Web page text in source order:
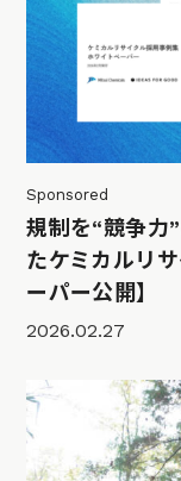
Sponsored
規制を“競争力
たケミカルリ
ーパー公開】
2026.02.27